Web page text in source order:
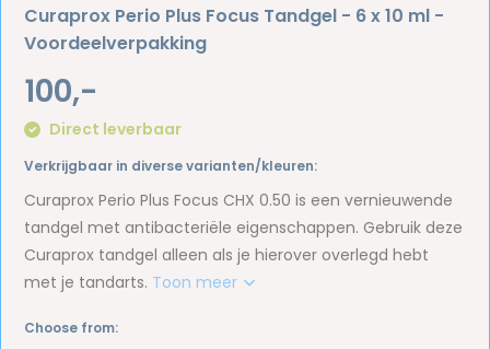
Curaprox Perio Plus Focus Tandgel - 6 x 10 ml -
Voordeelverpakking
100,-
Direct leverbaar
Verkrijgbaar in diverse varianten/kleuren:
Curaprox Perio Plus Focus CHX 0.50 is een vernieuwende
tandgel met antibacteriële eigenschappen. Gebruik deze
Curaprox tandgel alleen als je hierover overlegd hebt
met je tandarts. Toon meer
Choose from: